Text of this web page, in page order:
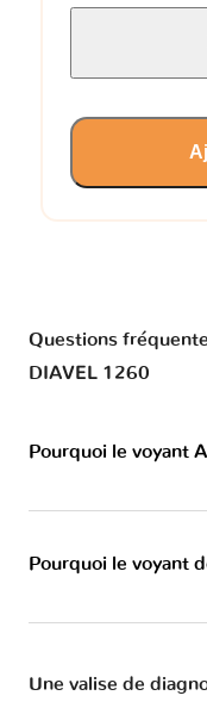
Questions
DIAVEL 1260
Pourquoi le voyant
Pourquoi le voyant
Une valise de